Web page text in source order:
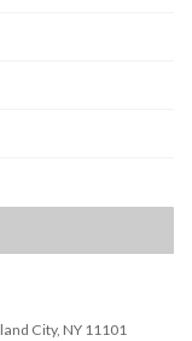
City, NY 11101